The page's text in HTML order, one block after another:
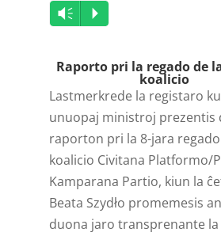
Audio
Player
Vm P
Raporto pri la regado de
koalicio
Lastmerkrede la registaro
unuopaj ministroj prezentis
raporton pri la 8-jara
koalicio Civitana Platformo/
Kamparana Partio, kiun la
Beata Szydło promemesis
duona jaro transprenante